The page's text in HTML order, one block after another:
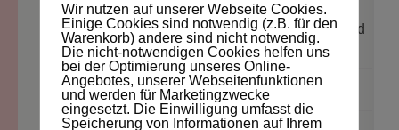
Jahresrückblick 2025: Wundervolle Eindrücke und
Erfahrungen
Timmi und das raschelnde Geschenkpapier
Wir nutzen auf unserer Webseite Cookies.
Einige Cookies sind notwendig (z.B. für den
Warenkorb) andere sind nicht notwendig.
Die nicht-notwendigen Cookies helfen uns
bei der Optimierung unseres Online-
Angebotes, unserer Webseitenfunktionen
und werden für Marketingzwecke
eingesetzt. Die Einwilligung umfasst die
Speicherung von Informationen auf Ihrem